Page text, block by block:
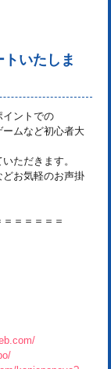
いたしま
イントでの
ムなど初心者大
ただきます。
お気軽のお声掛
＝＝＝＝＝